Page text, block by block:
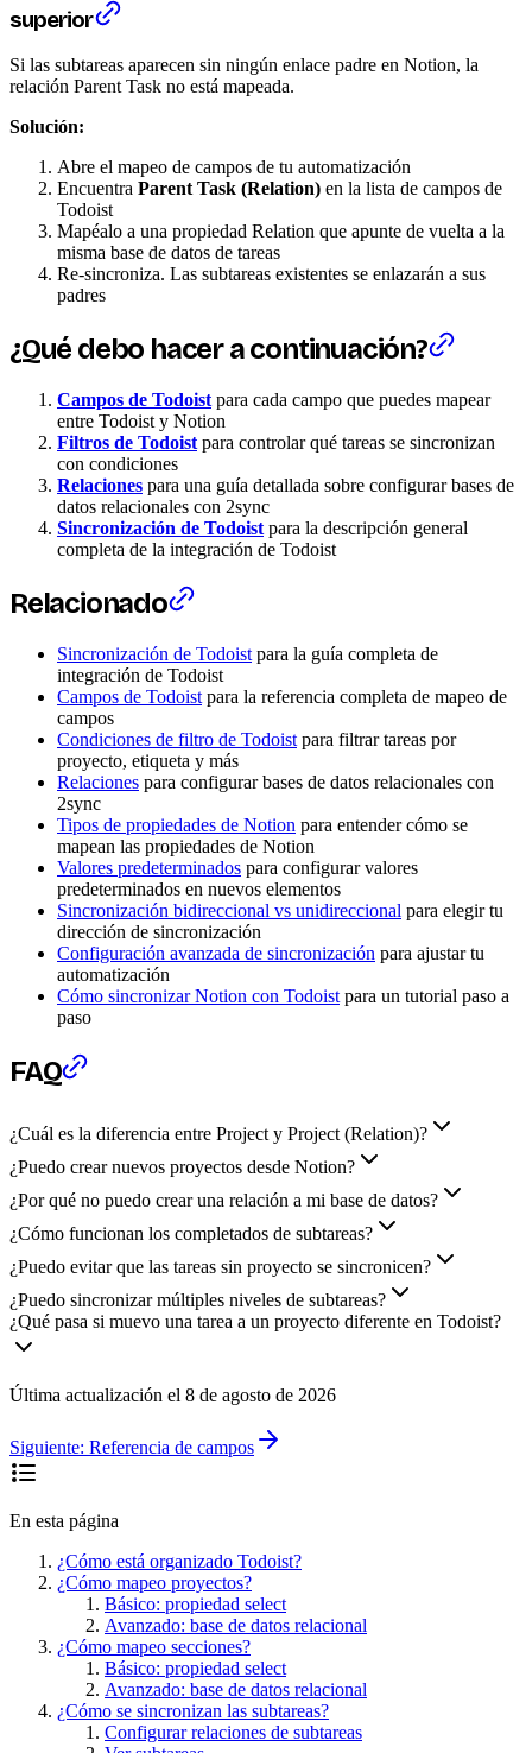
superior
Si las subtareas aparecen sin ningún enlace padre en Notion, la
relación Parent Task no está mapeada.
Solución:
Abre el mapeo de campos de tu automatización
Encuentra Parent Task (Relation) en la lista de campos de
Todoist
Mapéalo a una propiedad Relation que apunte de vuelta a la
misma base de datos de tareas
Re-sincroniza. Las subtareas existentes se enlazarán a sus
padres
¿Qué debo hacer a continuación?
Campos de Todoist para cada campo que puedes mapear
entre Todoist y Notion
Filtros de Todoist para controlar qué tareas se sincronizan
con condiciones
Relaciones para una guía detallada sobre configurar bases de
datos relacionales con 2sync
Sincronización de Todoist para la descripción general
completa de la integración de Todoist
Relacionado
Sincronización de Todoist para la guía completa de
integración de Todoist
Campos de Todoist para la referencia completa de mapeo de
campos
Condiciones de filtro de Todoist para filtrar tareas por
proyecto, etiqueta y más
Relaciones para configurar bases de datos relacionales con
2sync
Tipos de propiedades de Notion para entender cómo se
mapean las propiedades de Notion
Valores predeterminados para configurar valores
predeterminados en nuevos elementos
Sincronización bidireccional vs unidireccional para elegir tu
dirección de sincronización
Configuración avanzada de sincronización para ajustar tu
automatización
Cómo sincronizar Notion con Todoist para un tutorial paso a
paso
FAQ
¿Cuál es la diferencia entre Project y Project (Relation)?
¿Puedo crear nuevos proyectos desde Notion?
¿Por qué no puedo crear una relación a mi base de datos?
¿Cómo funcionan los completados de subtareas?
¿Puedo evitar que las tareas sin proyecto se sincronicen?
¿Puedo sincronizar múltiples niveles de subtareas?
¿Qué pasa si muevo una tarea a un proyecto diferente en Todoist?
Última actualización el 8 de agosto de 2026
Siguiente: Referencia de campos
En esta página
¿Cómo está organizado Todoist?
¿Cómo mapeo proyectos?
Básico: propiedad select
Avanzado: base de datos relacional
¿Cómo mapeo secciones?
Básico: propiedad select
Avanzado: base de datos relacional
¿Cómo se sincronizan las subtareas?
Configurar relaciones de subtareas